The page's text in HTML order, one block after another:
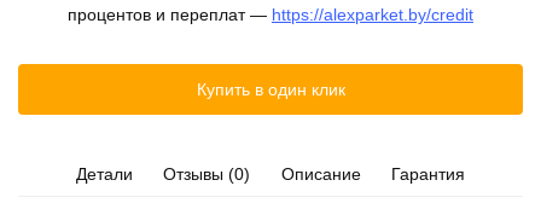
процентов и переплат — https://alexparket.by/credit
Купить в один клик
Детали Отзывы (0) Описание Гарантия